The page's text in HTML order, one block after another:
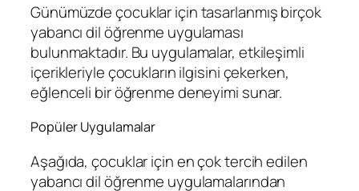
Günümüzde çocuklar için tasarlanmış birçok
yabancı dil öğrenme uygulaması
bulunmaktadır. Bu uygulamalar, etkileşimli
içerikleriyle çocukların ilgisini çekerken,
eğlenceli bir öğrenme deneyimi sunar.
Popüler Uygulamalar
Aşağıda, çocuklar için en çok tercih edilen
yabancı dil öğrenme uygulamalarından